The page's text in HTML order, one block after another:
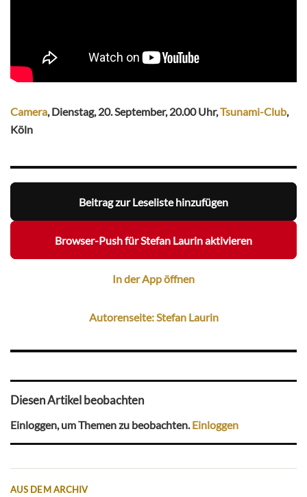
Camera, Dienstag, 20. September, 20.00 Uhr,Tsunami-Club,
Köln
Beitrag zur Leseliste hinzufügen
Browser-Push für Stefan Laurin aktivieren
In der App öffnen
Autorenseite: Stefan Laurin
Diesen Artikel beobachten
Einloggen, um Themen zu beobachten. Einloggen
AUS DEM ARCHIV